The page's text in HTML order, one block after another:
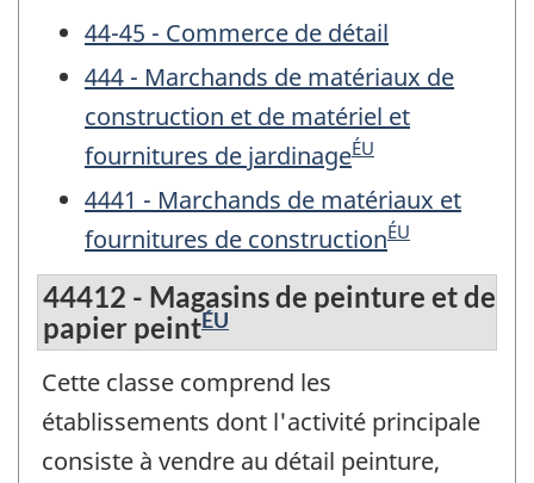
44-45 - Commerce de détail
444 - Marchands de matériaux de
construction et de matériel et
fournitures de jardinageÉU
4441 - Marchands de matériaux et
fournitures de constructionÉU
44412 - Magasins de peinture et de
papier peintÉU
Cette classe comprend les
établissements dont l'activité principale
consiste à vendre au détail peinture,